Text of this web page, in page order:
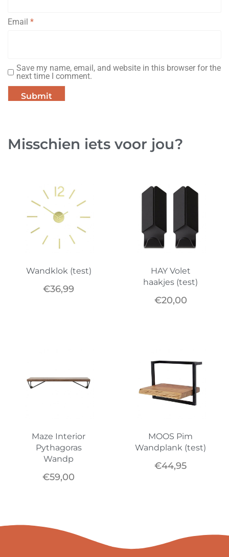
Email *
Save my name, email, and website in this browser for the
next time I comment.
Misschien iets voor jou?
Wandklok (test)
€36,99
HAY Volet
haakjes (test)
€20,00
Maze Interior
Pythagoras
Wandp
€59,00
MOOS Pim
Wandplank (test)
€44,95